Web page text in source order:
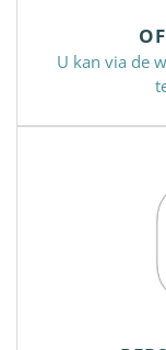
U kan via de